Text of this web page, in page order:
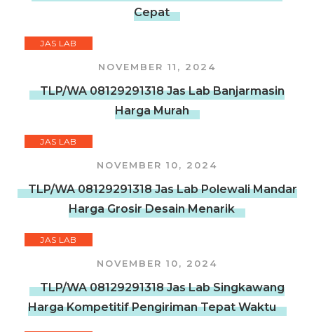
Cepat
JAS LAB
NOVEMBER 11, 2024
TLP/WA 08129291318 Jas Lab Banjarmasin
Harga Murah
JAS LAB
NOVEMBER 10, 2024
TLP/WA 08129291318 Jas Lab Polewali Mandar
Harga Grosir Desain Menarik
JAS LAB
NOVEMBER 10, 2024
TLP/WA 08129291318 Jas Lab Singkawang
Harga Kompetitif Pengiriman Tepat Waktu